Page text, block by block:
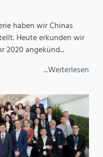
haben wir Chinas
Heute erkunden wir
2020 angekünd...
...Weiterlesen